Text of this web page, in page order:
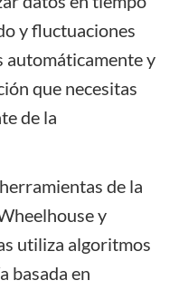
y fluctuaciones
automáticamente y
que necesitas
de la
de la
y
utiliza algoritmos
basada en